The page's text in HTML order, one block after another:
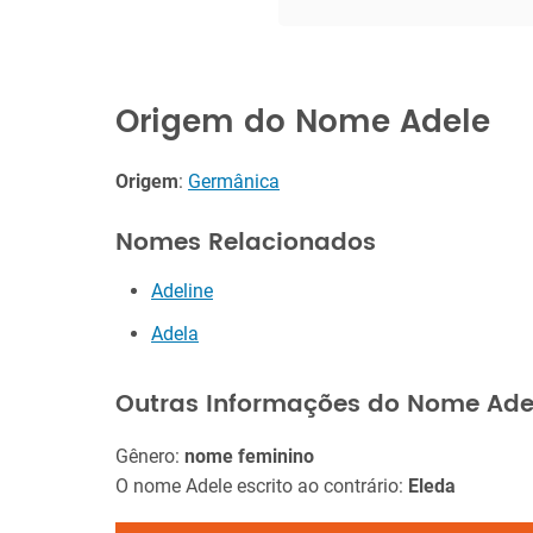
Origem do Nome Adele
Origem: Germânica
Nomes Relacionados
Adeline
Adela
Outras Informações do Nome
Gênero: nome feminino
O nome Adele escrito ao contrário: Eleda